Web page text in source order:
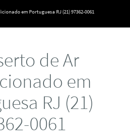
em Portuguesa RJ (21) 97362-0061
de Ar
em
RJ (21)
0061